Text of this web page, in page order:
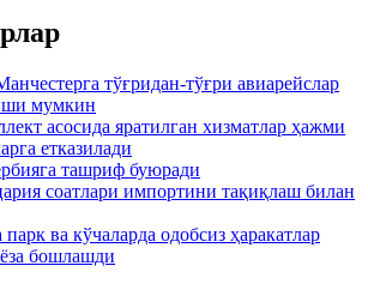
тўғридан-тўғри авиарейслар
мумкин
асосида яратилган хизматлар ҳажми
етказилади
ташриф буюради
соатлари импортини тақиқлаш билан
ва кўчаларда одобсиз ҳаракатлар
бошлашди